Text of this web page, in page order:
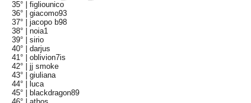
35° |figliounico
36° |giacomo93
37° |jacopo b98
38° |noia1
39° |sirio
40° |darjus
41° |oblivion7is
42° |jj smoke
43° |giuliana
44° |
luca
45° |
blackdragon89